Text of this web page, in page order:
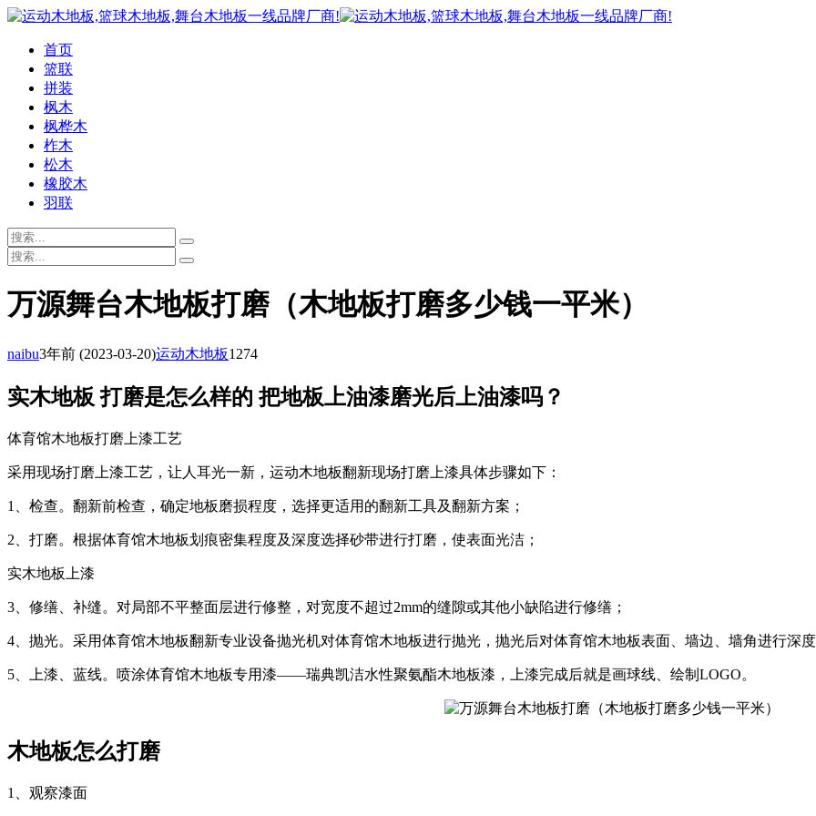
首页
篮联
拼装
枫木
枫桦木
柞木
松木
橡胶木
羽联
万源舞台木地板打磨（木地板打磨多少钱一平米）
naibu3年前 (2023-03-20)运动木地板1274
实木地板 打磨是怎么样的 把地板上油漆磨光后上油漆吗？
体育馆木地板打磨上漆工艺
采用现场打磨上漆工艺，让人耳光一新，运动木地板翻新现场打磨上漆具体步骤如下：
1、检查。翻新前检查，确定地板磨损程度，选择更适用的翻新工具及翻新方案；
2、打磨。根据体育馆木地板划痕密集程度及深度选择砂带进行打磨，使表面光洁；
实木地板上漆
3、修缮、补缝。对局部不平整面层进行修整，对宽度不超过2mm的缝隙或其他小缺陷进行修缮；
4、抛光。采用体育馆木地板翻新专业设备抛光机对体育馆木地板进行抛光，抛光后对体育馆木地板表面、墙边、墙角进行深
5、上漆、蓝线。喷涂体育馆木地板专用漆——瑞典凯洁水性聚氨酯木地板漆，上漆完成后就是画球线、绘制LOGO。
木地板怎么打磨
1、观察漆面